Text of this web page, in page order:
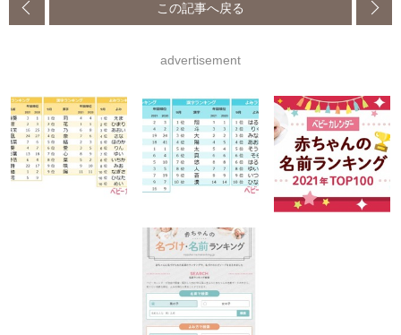
この記事へ戻る
advertisement